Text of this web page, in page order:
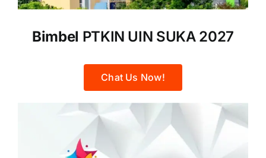
Bimbel PTKIN UIN SUKA 2027
Chat Us Now!